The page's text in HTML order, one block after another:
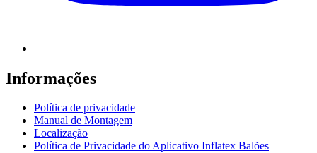
Informações
Política de privacidade
Manual de Montagem
Localização
Política de Privacidade do Aplicativo Inflatex Balões